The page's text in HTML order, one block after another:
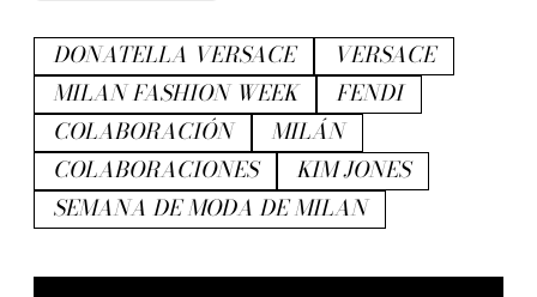
DONATELLA VERSACE
VERSACE
MILAN FASHION WEEK
FENDI
COLABORACIÓN
MILÁN
COLABORACIONES
KIM JONES
SEMANA DE MODA DE MILAN